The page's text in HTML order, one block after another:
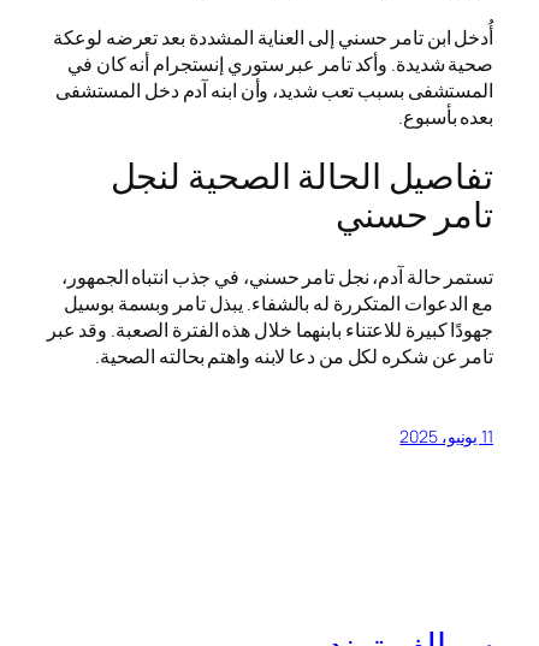
أُدخل ابن تامر حسني إلى العناية المشددة بعد تعرضه لوعكة
صحية شديدة. وأكد تامر عبر ستوري إنستجرام أنه كان في
المستشفى بسبب تعب شديد، وأن ابنه آدم دخل المستشفى
بعده بأسبوع.
تفاصيل الحالة الصحية لنجل
تامر حسني
تستمر حالة آدم، نجل تامر حسني، في جذب انتباه الجمهور،
مع الدعوات المتكررة له بالشفاء. يبذل تامر وبسمة بوسيل
جهودًا كبيرة للاعتناء بابنهما خلال هذه الفترة الصعبة. وقد عبر
تامر عن شكره لكل من دعا لابنه واهتم بحالته الصحية.
11 يونيو، 2025